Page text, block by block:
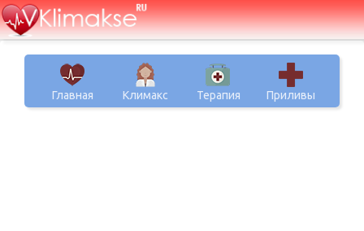
Главная Климакс Терапия Приливы